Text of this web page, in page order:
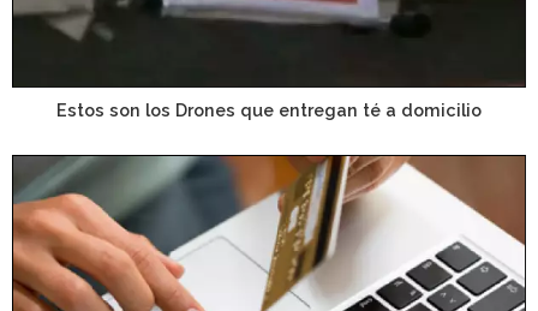
Estos son los Drones que entregan té a domicilio